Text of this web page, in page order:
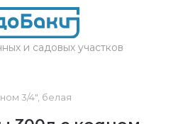
и садовых участков
3/4", белая